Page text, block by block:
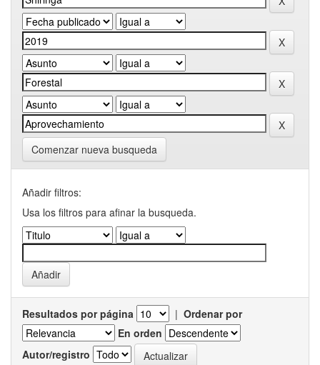
Comenzar nueva busqueda
Añadir filtros:
Usa los filtros para afinar la busqueda.
Resultados por página | Ordenar por
En orden
Autor/registro